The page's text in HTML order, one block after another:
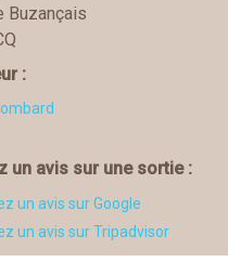
Buzançais
:
un avis sur une sortie :